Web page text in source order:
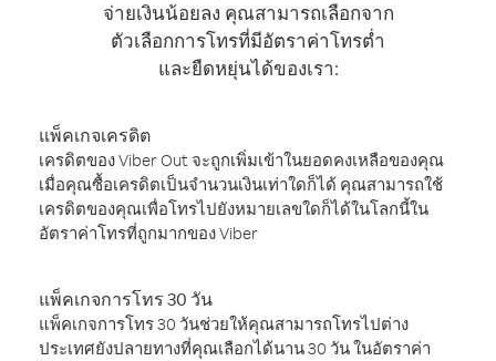
จ่ายเงินน้อยลง คุณสามารถเลือกจาก
ตัวเลือกการโทรที่มีอัตราค่าโทรต่ำ
และยืดหยุ่นได้ของเรา:
แพ็คเกจเครดิต
เครดิตของ Viber Out จะถูกเพิ่มเข้าในยอดคงเหลือของคุณ
เมื่อคุณซื้อเครดิตเป็นจำนวนเงินเท่าใดก็ได้ คุณสามารถใช้
เครดิตของคุณเพื่อโทรไปยังหมายเลขใดก็ได้ในโลกนี้ใน
อัตราค่าโทรที่ถูกมากของ Viber
แพ็คเกจการโทร 30 วัน
แพ็คเกจการโทร 30 วันช่วยให้คุณสามารถโทรไปต่าง
ประเทศยังปลายทางที่คุณเลือกได้นาน 30 วัน ในอัตราค่า